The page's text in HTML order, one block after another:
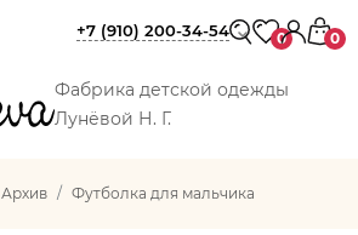
Фабрика детской одежды
Лунёвой Н. Г.
+7 (910) 200-34-54 0 0
Архив Футболка для мальчика